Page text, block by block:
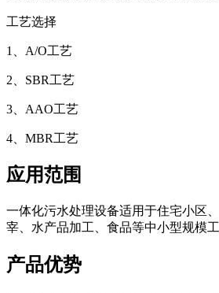
工艺选择
1、A/O工艺
2、SBR工艺
3、AAO工艺
4、MBR工艺
应用范围
一体化污水处理设备适用于住宅小区
宰、水产品加工、食品等中小型规模
产品优势